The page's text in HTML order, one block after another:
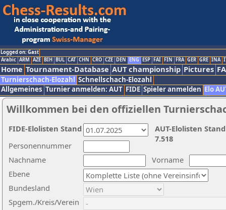
Logged on: Gast
Arabic ARM AZE BIH BUL CAT CHN CRO CZE DEN ENG ESP FAI FIN FRA GER GRE INA
Home Tournament-Database AUT championship Pictures
Turnierschach-Elozahl Schnellschach-Elozahl
Allgemeines Turnier anmelden: AUT FIDE Spieler anmelden Elo
Willkommen bei den offiziellen
Nachname
Vorname
Ebene
Personennummer
Bundesland
Spgem./Kreis/Verein
AUT-Elolisten
7.518
FIDE-Elolisten Stand